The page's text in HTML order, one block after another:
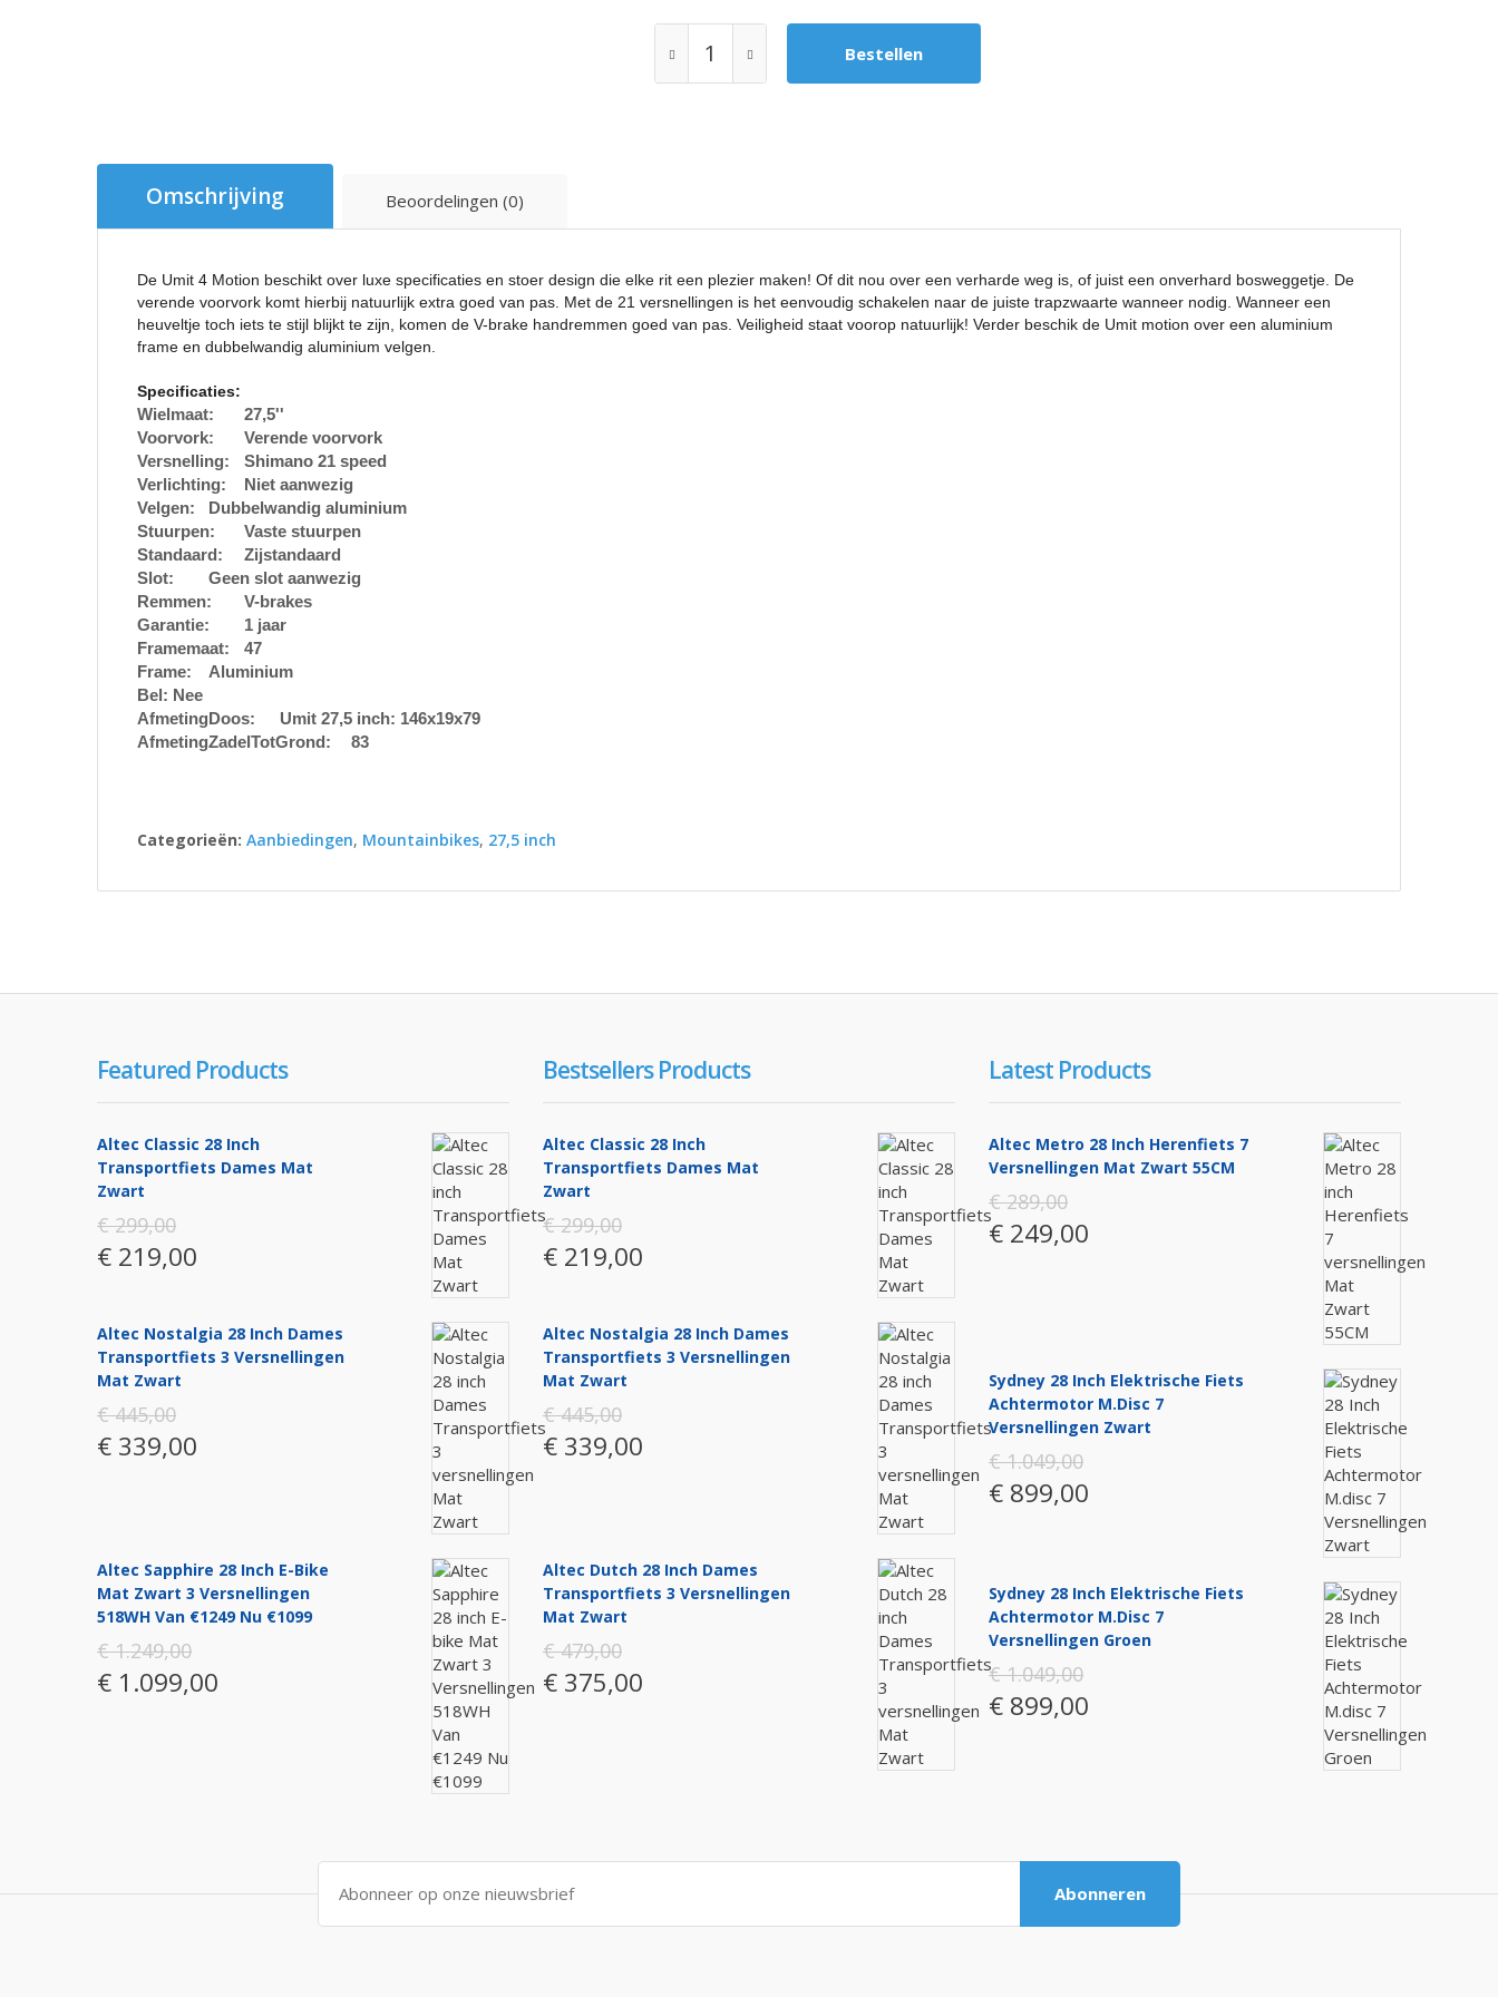
Omschrijving Beoordelingen (0)
De Umit 4 Motion beschikt over luxe specificaties en stoer design die elke rit een plezier maken! Of dit nou over een verharde weg is, of juist een onverhard bosweggetje. De
verende voorvork komt hierbij natuurlijk extra goed van pas. Met de 21 versnellingen is het eenvoudig schakelen naar de juiste trapzwaarte wanneer nodig. Wanneer een
heuveltje toch iets te stijl blijkt te zijn, komen de V-brake handremmen goed van pas. Veiligheid staat voorop natuurlijk! Verder beschik de Umit motion over een aluminium
frame en dubbelwandig aluminium velgen.
Specificaties:
Wielmaat:
27,5''
Voorvork:
Verende voorvork
Versnelling:
Shimano 21 speed
Verlichting:
Niet aanwezig
Velgen:
Dubbelwandig aluminium
Stuurpen:
Vaste stuurpen
Standaard:
Zijstandaard
Slot:
Geen slot aanwezig
Remmen:
V-brakes
Garantie:
1 jaar
Framemaat:
47
Frame:
Aluminium
Bel: Nee
AfmetingDoos:
Umit 27,5 inch: 146x19x79
AfmetingZadelTotGrond:
83
Categorieën: Aanbiedingen, Mountainbikes, 27,5 inch
Featured Products
Altec Classic 28 Inch
Transportfiets Dames Mat
Zwart
€ 299,00
€ 219,00
Altec Nostalgia 28 Inch Dames
Transportfiets 3 Versnellingen
Mat Zwart
€ 445,00
€ 339,00
Altec Sapphire 28 Inch E-Bike
Mat Zwart 3 Versnellingen
518WH Van €1249 Nu €1099
€ 1.249,00
€ 1.099,00
Bestsellers Products
Altec Classic 28 Inch
Transportfiets Dames Mat
Zwart
€ 299,00
€ 219,00
Altec Nostalgia 28 Inch Dames
Transportfiets 3 Versnellingen
Mat Zwart
€ 445,00
€ 339,00
Altec Dutch 28 Inch Dames
Transportfiets 3 Versnellingen
Mat Zwart
€ 479,00
€ 375,00
Latest Products
Altec Metro 28 Inch Herenfiets 7
Versnellingen Mat Zwart 55CM
€ 289,00
€ 249,00
Sydney 28 Inch Elektrische Fiets
Achtermotor M.disc 7
Versnellingen Zwart
€ 1.049,00
€ 899,00
Sydney 28 Inch Elektrische Fiets
Achtermotor M.disc 7
Versnellingen Groen
€ 1.049,00
€ 899,00
Abonneren